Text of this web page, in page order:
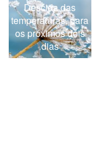
Descida das
temperaturas, para
os próximos dois
dias